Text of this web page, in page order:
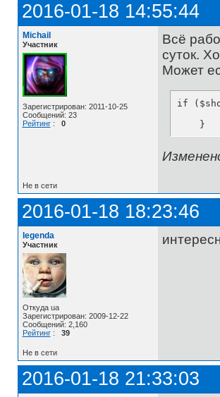
2016-01-18 14:55:44
Michail
Участник
Зарегистрирован: 2011-10-25
Сообщений: 23
Рейтинг: 0
Всё
суток.
Может
if
    }
Не в сети
2016-01-18 18:23:46
legenda
Участник
Откуда ua
Зарегистрирован: 2009-12-22
Сообщений: 2,160
Рейтинг: 39
Не в сети
2016-01-18 21:33:03